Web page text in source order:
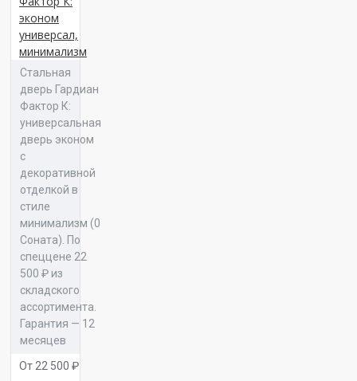
Отделка №189 «Вектор
03»
Панель 16 Консул К 01
Панель 16 Консул К 02
Панель 16 Консул К 04
эконом
универсал,
минимализм
Стальная
дверь Гардиан
Фактор К:
универсальная
дверь эконом
с
декоративной
отделкой в
стиле
минимализм (0
Соната). По
спеццене 22
500 ₽ из
складского
ассортимента.
Гарантия — 12
месяцев
От 22 500 ₽